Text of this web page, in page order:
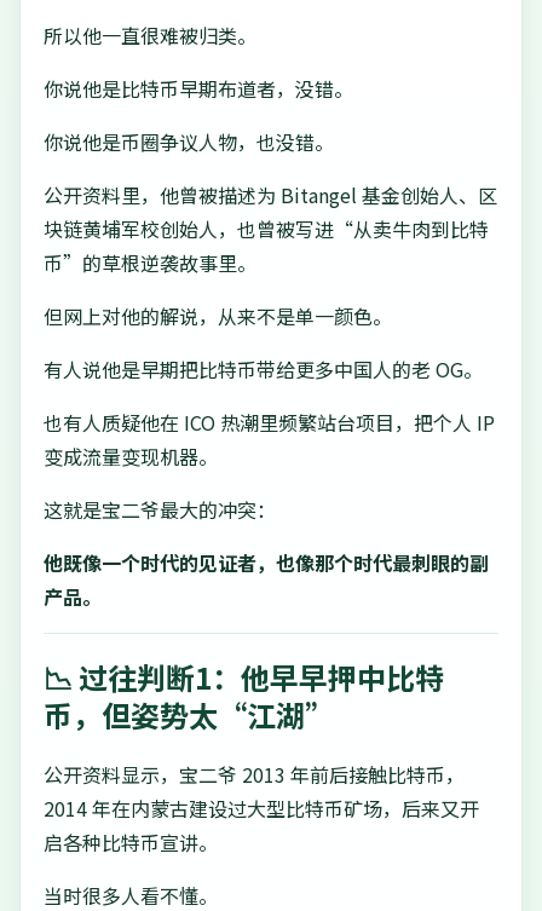
所以他一直很难被归类。
你说他是比特币早期布道者，没错。
你说他是币圈争议人物，也没错。
公开资料里，他曾被描述为 Bitangel 基金创始人、区
块链黄埔军校创始人，也曾被写进“从卖牛肉到比特
币”的草根逆袭故事里。
但网上对他的解说，从来不是单一颜色。
有人说他是早期把比特币带给更多中国人的老 OG。
也有人质疑他在 ICO 热潮里频繁站台项目，把个人 IP
变成流量变现机器。
这就是宝二爷最大的冲突：
他既像一个时代的见证者，也像那个时代最刺眼的副
产品。
📉 过往判断1：他早早押中比特
币，但姿势太“江湖”
公开资料显示，宝二爷 2013 年前后接触比特币，
2014 年在内蒙古建设过大型比特币矿场，后来又开
启各种比特币宣讲。
当时很多人看不懂。